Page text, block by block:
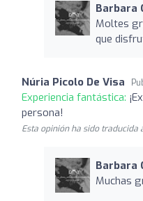
Barbara
Moltes
que
Núria Picolo De Visa
Experiencia fantástica:
persona!
Esta opinión ha sido traducida
Barbara
Muchas